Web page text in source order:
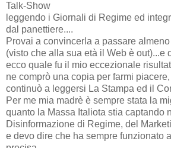
Talk-Show
leggendo i Giornali di Regime ed
dal panettiere....
Provai a convincerla a passare
(visto che alla sua età il Web è out)...e
ecco quale fu il mio eccezionale
ne comprò una copia per farmi
continuò a leggersi La Stampa ed il
Per me mia madrè è sempre stata la
quanto la Massa Italiota stia captando
Disinformazione di Regime, del
e devo dire che ha sempre funzionato